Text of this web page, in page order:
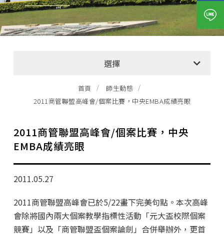
選擇
全部消息
EMBA招生公告
行政公告
師生動態
首頁
師生動態
2011商管聯盟高峰會/個案比賽，中央EMBA成績亮眼
2011商管聯盟高峰會/個案比賽，中央
EMBA成績亮眼
2011.05.27
2011商管聯盟高峰會已於5/22畫下完美句點。本次高峰
會除將國內兩大個案教學指標性活動「元大盃校際個案
競賽」以及「商管聯盟盃個案論劍」合併舉辦外，更首